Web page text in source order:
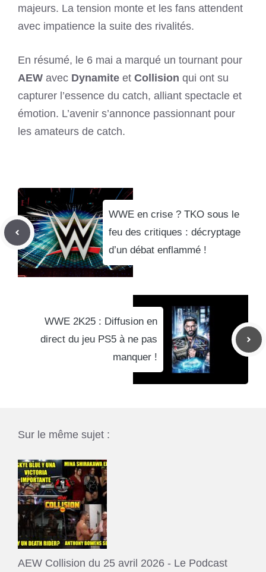
majeurs. La tension monte et les fans attendent
avec impatience la suite des rivalités.
En résumé, le 6 mai a marqué un tournant pour
AEW avec Dynamite et Collision qui ont su
capturer l’essence du catch, alliant spectacle et
émotion. L’avenir s’annonce passionnant pour
les amateurs de catch.
WWE en crise ? TKO sous le
feu des critiques : décryptage
d’un débat enflammé !
WWE 2K25 : Diffusion en
direct du jeu PS5 à ne pas
manquer !
Sur le même sujet :
AEW Collision du 25 avril 2026 - Le Podcast